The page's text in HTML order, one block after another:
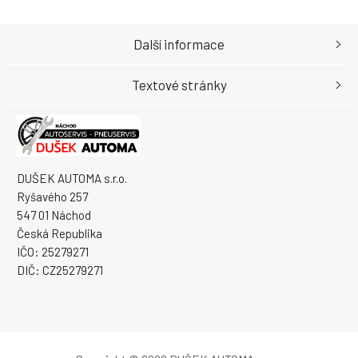
DUŠEK AUTOMA s.r.o.
Ryšavého 257
547 01 Náchod
Česká Republika
IČO: 25279271
DIČ: CZ25279271
Další informace
Textové stránky